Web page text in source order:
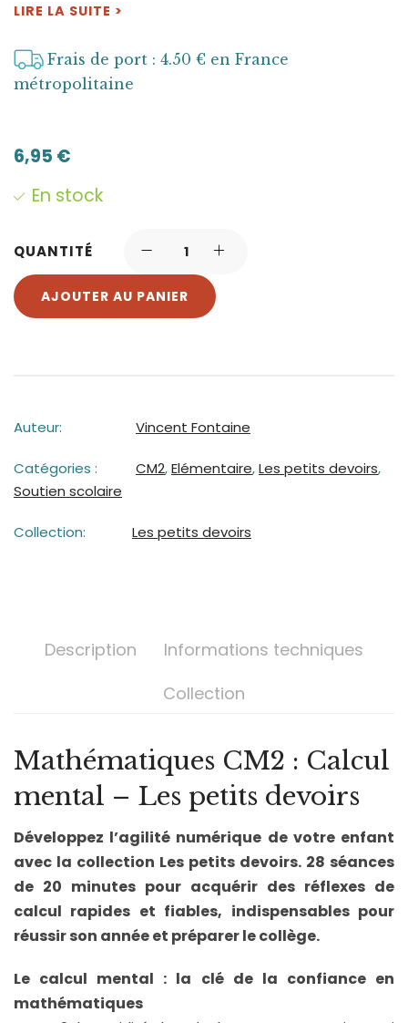
LIRE LA SUITE >
Frais de port : 4.50 € en France
métropolitaine
6,95 €
En stock
QUANTITÉ
AJOUTER AU PANIER
Auteur: Vincent Fontaine
Catégories : CM2,Elémentaire,Les petits devoirs,
Soutien scolaire
Collection: Les petits devoirs
Description
Informations techniques
Collection
Mathématiques CM2 : Calcul
mental – Les petits devoirs
Développez l’agilité numérique de votre enfant
avec la collection Les petits devoirs. 28 séances
de 20 minutes pour acquérir des réflexes de
calcul rapides et fiables, indispensables pour
réussir son année et préparer le collège.
Le calcul mental : la clé de la confiance en
mathématiques